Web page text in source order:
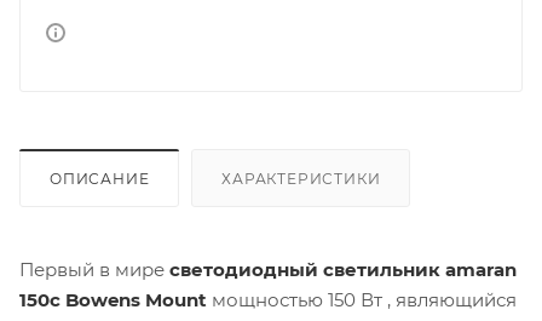
ОПИСАНИЕ ХАРАКТЕРИСТИКИ
Первый в мире светодиодный светильник amaran
150c Bowens Mount мощностью 150 Вт , являющийся